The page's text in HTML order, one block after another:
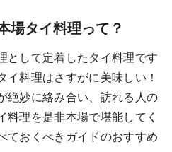
場タイ料理って？
として定着したタイ料理です
イ料理はさすがに美味しい！
絶妙に絡み合い、訪れる人の
料理を是非本場で堪能してく
ておくべきガイドのおすすめ